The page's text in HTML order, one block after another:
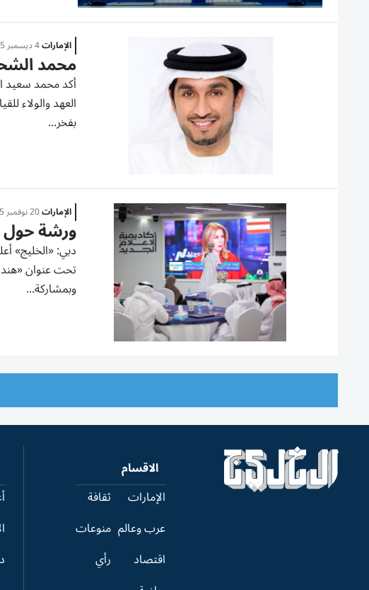
الإمارات4 ديسمبر 2025
محمد
أكد محمد سعيد
العهد والولاء
بفخر...
الإمارات20 نوفمبر 2025
ورشة حول
دبي: «الخليج»
تحت عنوان
وبمشاركة...
الاقسام
الإمارات
عرب وعالم
اقتصاد
ثقافة
منوعات
رأي